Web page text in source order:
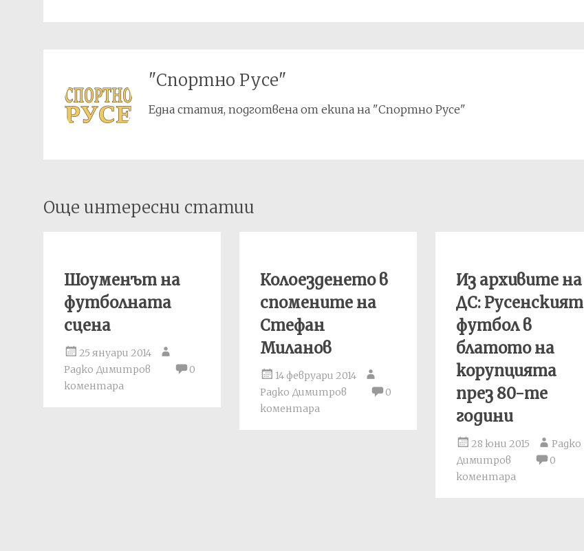
"Спортно Русе"
Една статия, подготвена от екипа на "Спортно Русе"
Post
navigation
Още интересни статии
Шоуменът на
футболната
сцена
25 януари 2014
Радко Димитров
0
коментара
Колоезденето в
спомените на
Стефан
Миланов
14 февруари 2014
Радко Димитров
0
коментара
Из архивите на
ДС: Русенският
футбол в
блатото на
корупцията
през 80-те
години
28 юни 2015
Радко
Димитров
0
коментара